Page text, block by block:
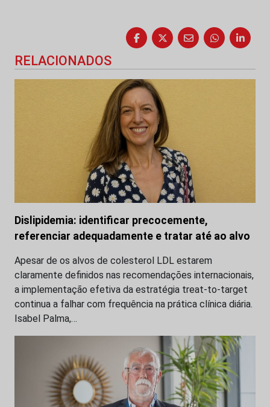
RELACIONADOS
Dislipidemia: identificar precocemente,
referenciar adequadamente e tratar até ao alvo
Apesar de os alvos de colesterol LDL estarem
claramente definidos nas recomendações internacionais,
a implementação efetiva da estratégia treat-to-target
continua a falhar com frequência na prática clínica diária.
Isabel Palma,…